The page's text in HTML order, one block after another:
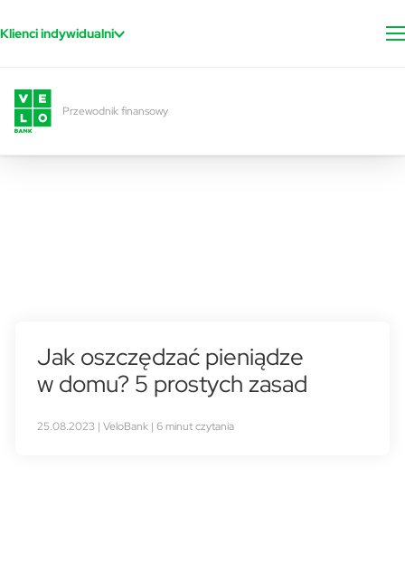
Klienci indywidualni
Przewodnik finansowy
Jak oszczędzać pieniądze
w domu? 5 prostych zasad
25.08.2023 | VeloBank | 6 minut czytania